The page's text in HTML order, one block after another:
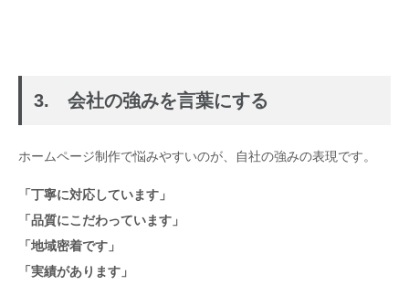
3. 会社の強みを言葉にする
ホームページ制作で悩みやすいのが、自社の強みの表現です。
「丁寧に対応しています」
「品質にこだわっています」
「地域密着です」
「実績があります」